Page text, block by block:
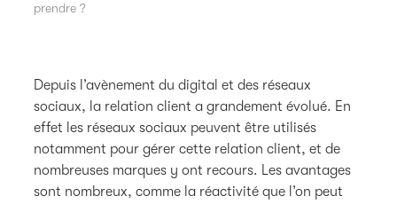
prendre ?
Depuis l’avènement du digital et des réseaux
sociaux, la relation client a grandement évolué. En
effet les réseaux sociaux peuvent être utilisés
notamment pour gérer cette relation client, et de
nombreuses marques y ont recours. Les avantages
sont nombreux, comme la réactivité que l’on peut